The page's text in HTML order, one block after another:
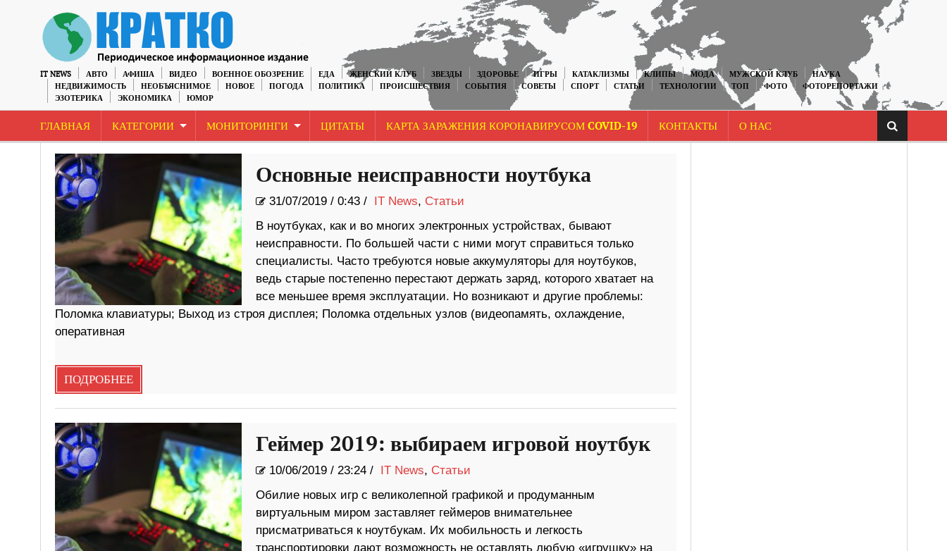
IT NEWS АВТО АФИША ВИДЕО ВОЕННОЕ ОБОЗРЕНИЕ ЕДА ЖЕНСКИЙ КЛУБ ЗВЕЗДЫ ЗДОРОВЬЕ ИГРЫ КАТАКЛИЗМЫ КЛИПЫ МОДА МУЖСКОЙ КЛУБ
НАУКА
НЕДВИЖИМОСТЬ
НЕОБЪЯСНИМОЕ НОВОЕ ПОГОДА ПОЛИТИКА ПРОИСШЕСТВИЯ СОБЫТИЯ СОВЕТЫ СПОРТ СТАТЬИ ТЕХНОЛОГИИ ТОП ФОТО
ФОТОРЕПОРТАЖИ
ЭЗОТЕРИКА
ЭКОНОМИКА ЮМОР
ГЛАВНАЯ КАТЕГОРИИ МОНИТОРИНГИ ЦИТАТЫ КАРТА ЗАРАЖЕНИЯ КОРОНАВИРУСОМ COVID-19 КОНТАКТЫ О НАС
Основные неисправности ноутбука
31/07/2019/ 0:43 / IT News, Статьи
В ноутбуках, как и во многих электронных устройствах, бывают
неисправности. По большей части с ними могут справиться только
специалисты. Часто требуются новые аккумуляторы для ноутбуков,
ведь старые постепенно перестают держать заряд, которого хватает на
все меньшее время эксплуатации. Но возникают и другие проблемы:
Поломка клавиатуры; Выход из строя дисплея; Поломка отдельных узлов (видеопамять, охлаждение,
оперативная
ПОДРОБНЕЕ
Геймер 2019: выбираем игровой ноутбук
10/06/2019/ 23:24 / IT News, Статьи
Обилие новых игр с великолепной графикой и продуманным
виртуальным миром заставляет геймеров внимательнее
присматриваться к ноутбукам. Их мобильность и легкость
транспортировки дают возможность не оставлять любую «игрушку» на